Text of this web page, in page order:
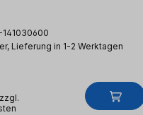
141030600
Lieferung in 1-2 Werktagen